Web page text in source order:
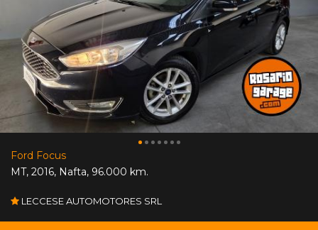
Ford Focus
MT, 2016, Nafta, 96.000 km.
LECCESE AUTOMOTORES SRL